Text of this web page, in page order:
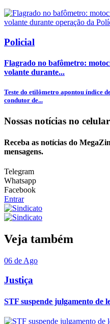
Policial
Flagrado no bafômetro:
volante durante...
Teste do etilômetro apontou índice
condutor de...
Nossas notícias no celular
Receba as notícias do
mensagens.
Telegram
Whatsapp
Facebook
Entrar
Veja também
06 de Ago
Justiça
STF suspende julgamento de